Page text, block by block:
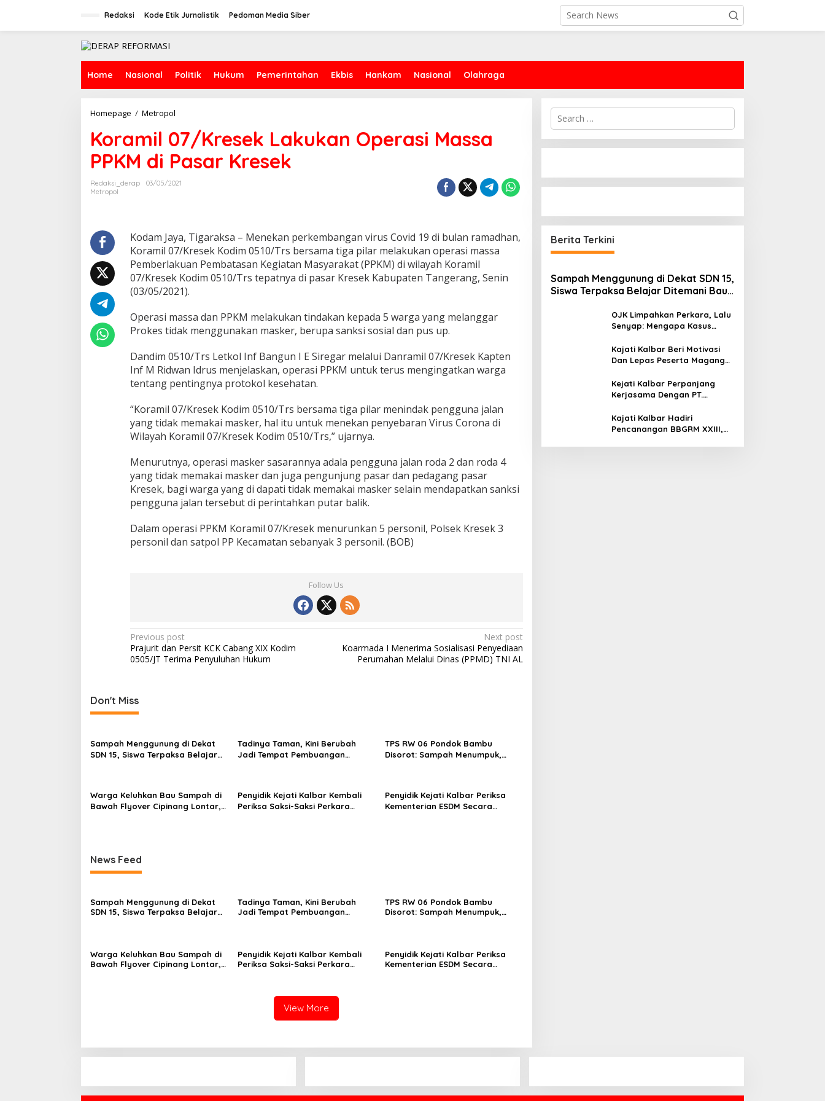
Redaksi Kode Etik Jurnalistik Pedoman Media Siber
Home Nasional Politik Hukum Pemerintahan Ekbis Hankam Nasional Olahraga
Homepage / Metropol
Lakukan
Operasi
Massa
PPKM
di
Koramil 07/Kresek Lakukan Operasi Massa
PPKM di Pasar Kresek
Redaksi_derap
03/05/2021
Metropol
Kodam Jaya, Tigaraksa – Menekan perkembangan virus Covid 19 di bulan ramadhan,
Koramil 07/Kresek Kodim 0510/Trs bersama tiga pilar melakukan operasi massa
Pemberlakuan Pembatasan Kegiatan Masyarakat (PPKM) di wilayah Koramil
07/Kresek Kodim 0510/Trs tepatnya di pasar Kresek Kabupaten Tangerang, Senin
(03/05/2021).
Operasi massa dan PPKM melakukan tindakan kepada 5 warga yang melanggar
Prokes tidak menggunakan masker, berupa sanksi sosial dan pus up.
Dandim 0510/Trs Letkol Inf Bangun I E Siregar melalui Danramil 07/Kresek Kapten
Inf M Ridwan Idrus menjelaskan, operasi PPKM untuk terus mengingatkan warga
tentang pentingnya protokol kesehatan.
“Koramil 07/Kresek Kodim 0510/Trs bersama tiga pilar menindak pengguna jalan
yang tidak memakai masker, hal itu untuk menekan penyebaran Virus Corona di
Wilayah Koramil 07/Kresek Kodim 0510/Trs,” ujarnya.
Menurutnya, operasi masker sasarannya adala pengguna jalan roda 2 dan roda 4
yang tidak memakai masker dan juga pengunjung pasar dan pedagang pasar
Kresek, bagi warga yang di dapati tidak memakai masker selain mendapatkan sanksi
pengguna jalan tersebut di perintahkan putar balik.
Dalam operasi PPKM Koramil 07/Kresek menurunkan 5 personil, Polsek Kresek 3
personil dan satpol PP Kecamatan sebanyak 3 personil. (BOB)
Follow Us
Post
navigation
Previous post
Prajurit dan Persit KCK Cabang XIX Kodim
0505/JT Terima Penyuluhan Hukum
Next post
Koarmada I Menerima Sosialisasi Penyediaan
Perumahan Melalui Dinas (PPMD) TNI AL
Don't Miss
Sampah Menggunung di Dekat
SDN 15, Siswa Terpaksa Belajar
Tadinya Taman, Kini Berubah
Jadi Tempat Pembuangan
TPS RW 06 Pondok Bambu
Disorot: Sampah Menumpuk,
Warga Keluhkan Bau Sampah di
Bawah Flyover Cipinang Lontar,
Penyidik Kejati Kalbar Kembali
Periksa Saksi-Saksi Perkara
Penyidik Kejati Kalbar Periksa
Kementerian ESDM Secara
News Feed
Sampah Menggunung di Dekat
SDN 15, Siswa Terpaksa Belajar
Tadinya Taman, Kini Berubah
Jadi Tempat Pembuangan
TPS RW 06 Pondok Bambu
Disorot: Sampah Menumpuk,
Warga Keluhkan Bau Sampah di
Bawah Flyover Cipinang Lontar,
Penyidik Kejati Kalbar Kembali
Periksa Saksi-Saksi Perkara
Penyidik Kejati Kalbar Periksa
Kementerian ESDM Secara
View More
Search
for:
Berita Terkini
Sampah Menggunung di Dekat SDN 15,
Siswa Terpaksa Belajar Ditemani Bau
OJK Limpahkan Perkara, Lalu
Senyap: Mengapa Kasus
Hilang dari Pemberitaan?
Kajati Kalbar Beri Motivasi
Dan Lepas Peserta Magang
Kejati Kalbar Perpanjang
Kerjasama Dengan PT.
Kajati Kalbar Hadiri
Pencanangan BBGRM XXIII,